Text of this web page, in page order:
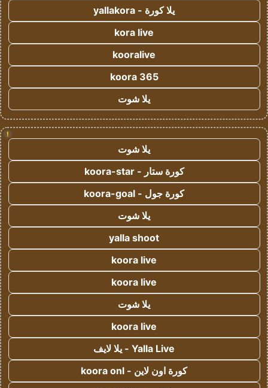
يلا كورة - yallakora
kora live
kooralive
koora 365
يلا شوت
!
يلا شوت
كورة ستار - koora-star
كورة جول - koora-goal
يلا شوت
yalla shoot
koora live
koora live
يلا شوت
koora live
Yalla Live - يلا لايف
كورة اون لاين - koora onl